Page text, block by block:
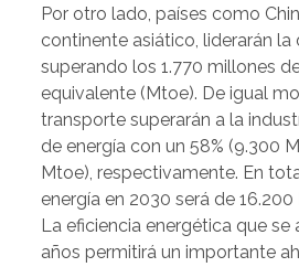
Por otro lado, países como
continente asiático, liderarán
superando los 1.770 millones
equivalente (Mtoe). De igual
transporte superarán a la
de energía con un 58% (9.300
Mtoe), respectivamente. En
energía en 2030 será de 16.200
La eficiencia energética que
años permitirá un importante